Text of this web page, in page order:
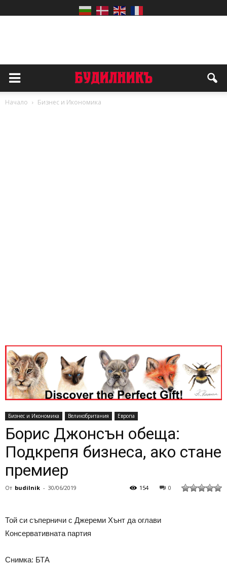
Начало Бизнес и Икономика
Бизнес и Икономика Великобритания Европа
Борис Джонсън обеща:
Подкрепя бизнеса, ако стане
премиер
От budilnik - 30/06/2019 0
154
Той си съперничи с Джереми Хънт да оглави
Консервативната партия
Снимка: БТА